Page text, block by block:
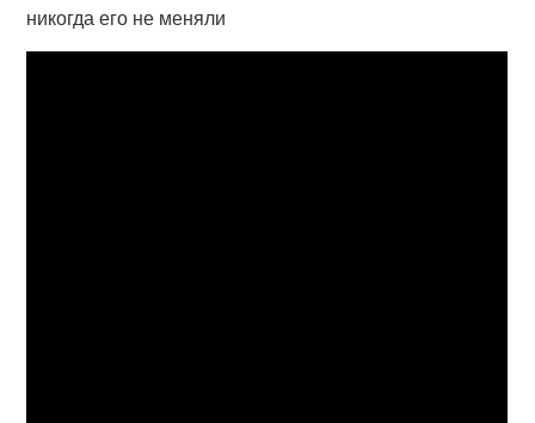
никогда его не меняли